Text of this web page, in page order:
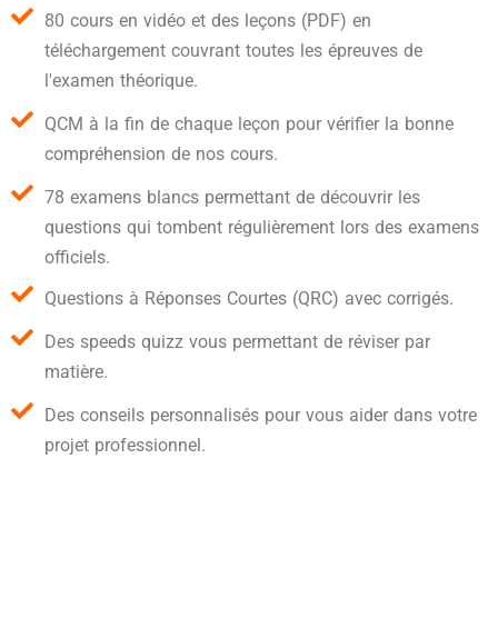
80 cours en vidéo et des leçons (PDF) en
téléchargement couvrant toutes les épreuves de
l'examen théorique.
QCM à la fin de chaque leçon pour vérifier la bonne
compréhension de nos cours.
78 examens blancs permettant de découvrir les
questions qui tombent régulièrement lors des examens
officiels.
Questions à Réponses Courtes (QRC) avec corrigés.
Des speeds quizz vous permettant de réviser par
matière.
Des conseils personnalisés pour vous aider dans votre
projet professionnel.